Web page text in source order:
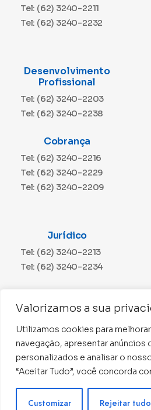
Valorizamos a sua
Utilizamos cookies para
navegação, apresentar anúncios
personalizados e analisar o
“Aceitar Tudo”, você concorda
Customizar Rejeitar tudo
Tel: (62) 3240-2211
Tel: (62) 3240-2232
Desenvolvimento
Profissional
Tel: (62) 3240-2203
Tel: (62) 3240-2238
Cobrança
Tel: (62) 3240-2216
Tel: (62) 3240-2229
Tel: (62) 3240-2209
Jurídico
Tel: (62) 3240-2213
Tel: (62) 3240-2234
Tel: (62) 3240-2230
CNPJ:
Conselho Regional de
Todos os direitos
Precisa